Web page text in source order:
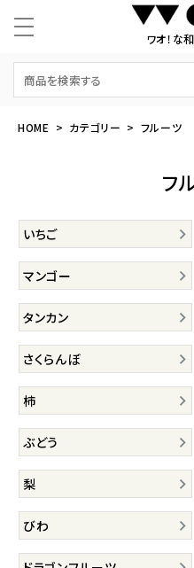
ワオ！な
HOME カテゴリー フルーツ
フ
いちご
マンゴー
タンカン
さくらんぼ
柿
ぶどう
梨
びわ